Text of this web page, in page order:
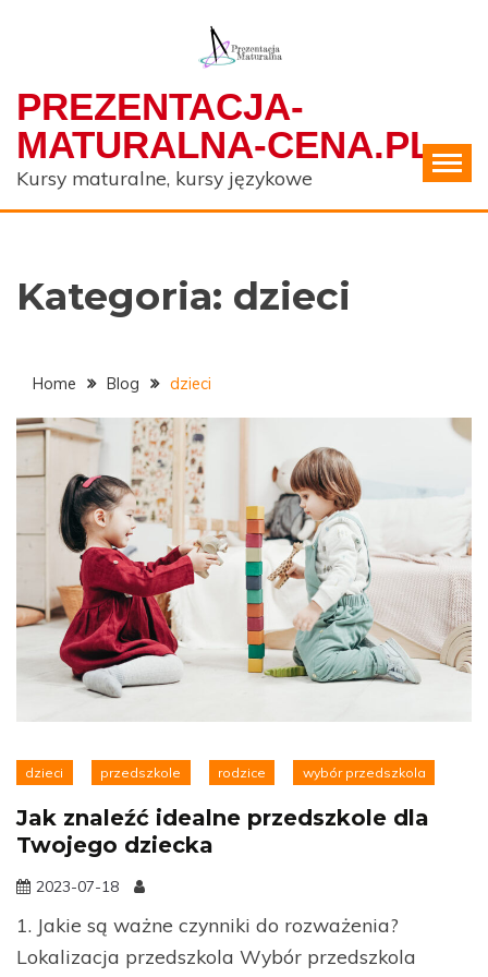
PREZENTACJA-
MATURALNA-CENA.PL
Kursy maturalne, kursy językowe
Kategoria: dzieci
Home Blog dzieci
dzieci przedszkole rodzice wybór przedszkola
Jak znaleźć idealne przedszkole dla
Twojego dziecka
2023-07-18
1. Jakie są ważne czynniki do rozważenia?
Lokalizacja przedszkola Wybór przedszkola